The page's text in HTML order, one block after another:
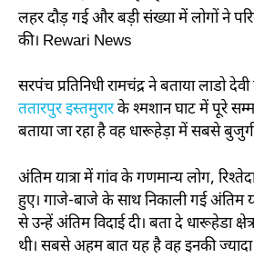
लहर दौड़ गई और बड़ी संख्या में लोगों ने
की। Rewari News
सरपंच प्रतिनिधी रामचंद्र ने बताया लाडो
ततारपुर इस्तमुरारके श्मशान घाट में पूरे
बताया जा रहा है वह धारूहेड़ा में सबसे बुजुर्ग
अंतिम यात्रा में गांव के गणमान्य लोग,
हुए। गाजे-बाजे के साथ निकाली गई अंतिम
से उन्हें अंतिम विदाई दी। बता दे धारूहेडा
थी। सबसे अहम बात यह है वह इनकी